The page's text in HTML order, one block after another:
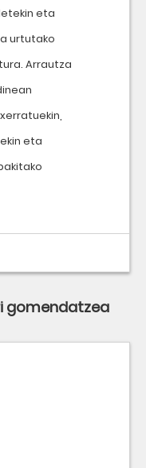
eta
urtutako
Arrautza
eta
gomendatzea